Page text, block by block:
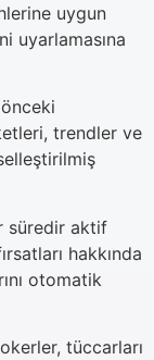
uygun
uyarlamasına
önceki
trendler ve
süredir aktif
hakkında
otomatik
tüccarları